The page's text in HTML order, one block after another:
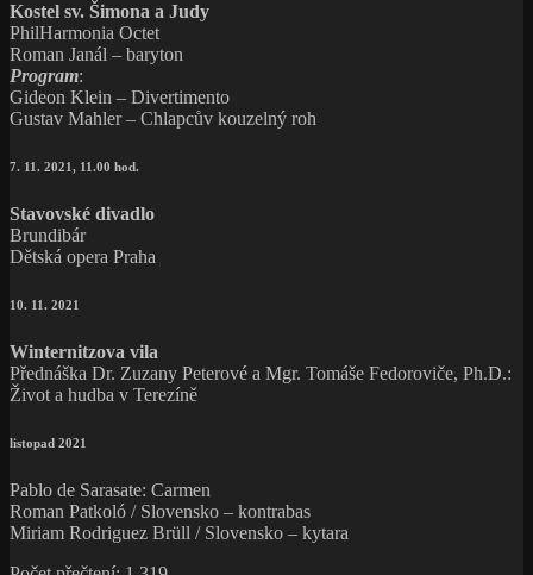
Kostel sv. Šimona a Judy
PhilHarmonia Octet
Roman Janál – baryton
Program:
Gideon Klein – Divertimento
Gustav Mahler – Chlapcův kouzelný roh
7. 11. 2021, 11.00 hod.
Stavovské divadlo
Brundibár
Dětská opera Praha
10. 11. 2021
Winternitzova vila
Přednáška Dr. Zuzany Peterové a Mgr. Tomáše Fedoroviče, Ph.D.:
Život a hudba v Terezíně
listopad 2021
Pablo de Sarasate: Carmen
Roman Patkoló / Slovensko – kontrabas
Miriam Rodriguez Brüll / Slovensko – kytara